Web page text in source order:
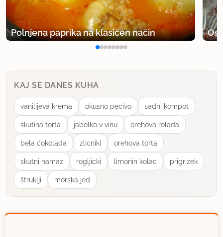
Polnjena paprika na klasičen način
KAJ SE DANES KUHA
vanilijeva krema okusno pecivo sadni kompot
skutina torta jabolko v vinu orehova rolada
bela ćokolada zlicniki orehova torta
skutni namaz rogljicki limonin kolac prigrizek
štruklji morska jed